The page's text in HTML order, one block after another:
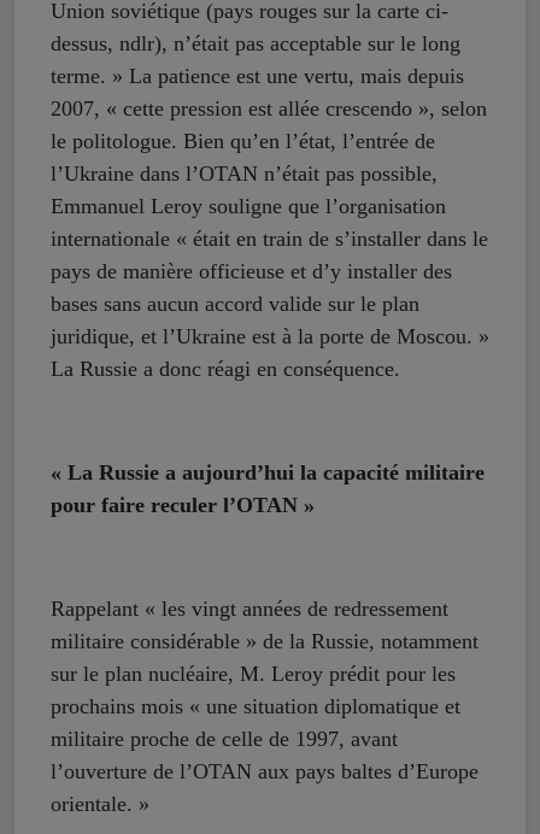
Union soviétique (pays rouges sur la carte ci-
dessus, ndlr), n’était pas acceptable sur le long
terme. » La patience est une vertu, mais depuis
2007, « cette pression est allée crescendo », selon
le politologue. Bien qu’en l’état, l’entrée de
l’Ukraine dans l’OTAN n’était pas possible,
Emmanuel Leroy souligne que l’organisation
internationale « était en train de s’installer dans le
pays de manière officieuse et d’y installer des
bases sans aucun accord valide sur le plan
juridique, et l’Ukraine est à la porte de Moscou. »
La Russie a donc réagi en conséquence.
« La Russie a aujourd’hui la capacité militaire
pour faire reculer l’OTAN »
Rappelant « les vingt années de redressement
militaire considérable » de la Russie, notamment
sur le plan nucléaire, M. Leroy prédit pour les
prochains mois « une situation diplomatique et
militaire proche de celle de 1997, avant
l’ouverture de l’OTAN aux pays baltes d’Europe
orientale. »